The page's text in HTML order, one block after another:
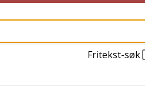
Fritekst-søk